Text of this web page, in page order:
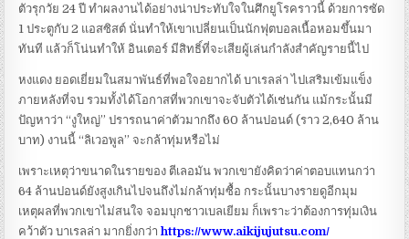
ตัวรุกวัย 24 ปี ทำผลงานได้อย่างน่าประทับใจในศึกยูโรคราวนี้ ด้วยการซัด
1 ประตูกับ 2 แอสซิสต์ นั่นทำให้เขาเปลี่ยนเป็นนักฟุตบอลเนื้อหอมขึ้นมา
ทันที แล้วก็โน่นทำให้ อินเตอร์ มีสิทธิ์ที่จะเสียผู้เล่นกำลังสำคัญรายนี้ไป
หงแดง ยอดเยี่ยมในสมาพันธ์ที่พอใจอยากได้ บาเรลล่า ไปเสริมเข้มแข็ง
ภายหลังที่จบ รวมทั้งได้โอกาสที่พวกเขาจะจับตัวได้เช่นกัน แม้กระนั้นมี
ปัญหาว่า “งูใหญ่” ปรารถนาค่าตัวมากถึง 60 ล้านปอนด์ (ราว 2,640 ล้าน
บาท) งานนี้ “ลิเวอพูล” จะกล้าทุ่มหรือไม่
เพราะเหตุว่าขนาดในรายของ ตีเลอมัน พวกเขายังคิดว่าค่าตอบแทนกว่า
64 ล้านปอนด์ยังสูงเกินไปจนถึงไม่กล้าทุ่มซื้อ กระนั้นบางรายดูอีกมุม
เหตุผลที่พวกเขาไม่สนใจ จอมบุกชาวเบลเยียม ก็เพราะว่าต้องการทุ่มเงิน
คว้าตัว บาเรลล่า มากยิ่งกว่าhttps://www.aikijujutsu.com/